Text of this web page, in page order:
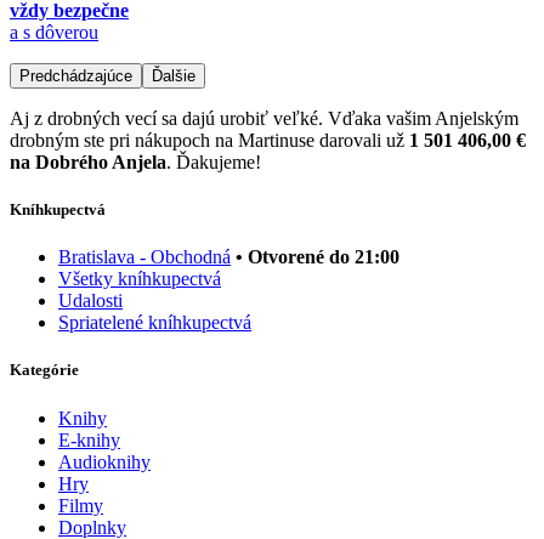
vždy bezpečne
a s dôverou
Predchádzajúce Ďalšie
Aj z drobných vecí sa dajú urobiť veľké. Vďaka vašim Anjelským
drobným ste pri nákupoch na Martinuse darovali už 1 501 406,00 €
na Dobrého Anjela. Ďakujeme!
Kníhkupectvá
Bratislava - Obchodná • Otvorené do 21:00
Všetky kníhkupectvá
Udalosti
Spriatelené kníhkupectvá
Kategórie
Knihy
E-knihy
Audioknihy
Hry
Filmy
Doplnky